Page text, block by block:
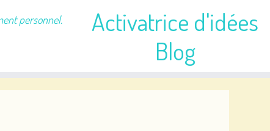
Activatrice d'idées
Blog
personnel.